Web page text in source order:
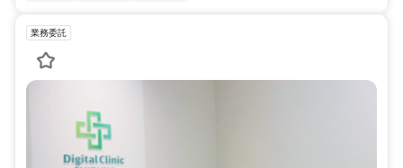
業務委託